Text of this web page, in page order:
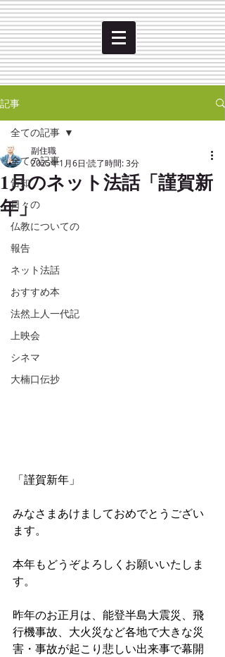
記事
全ての記事
告知
日々の
仏教についての
報告
ネット法話
おすすめ本
法然上人一代記
上映会
シネマ
大楠口伝抄
全ての記事
1月のネット法話「謹賀新
年」
副住職
2025年1月6日 読了時間: 3分
「謹賀新年」
みなさまあけましておめでとうござい
ます。
本年もどうぞよろしくお願いいたしま
す。
昨年のお正月は、能登半島大震災、飛
行機事故、大火災など各地で大きな災
害・事故が起こり悲しい出来事で幕開